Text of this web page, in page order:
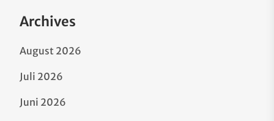
Archives
August 2026
Juli 2026
Juni 2026